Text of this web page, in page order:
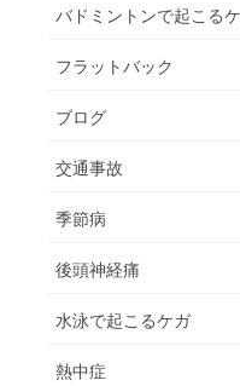
バドミントンで起こる
フラットバック
ブログ
交通事故
季節病
後頭神経痛
水泳で起こるケガ
熱中症